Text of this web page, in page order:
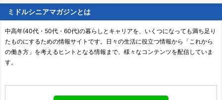
ミドルシニアマガジンとは
中高年(40代・50代・60代)の暮らしとキャリアを、いくつになっても満ち足り
たものにするための情報サイトです。日々の生活に役立つ情報から「これから
の働き方」を考えるヒントとなる情報まで、様々なコンテンツを配信していま
す。